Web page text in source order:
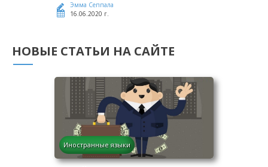
Эмма Сеппала
16.06.2020 г.
НОВЫЕ СТАТЬИ НА САЙТЕ
Иностранные языки